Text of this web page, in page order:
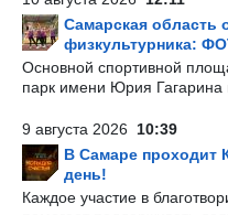
Самарская область
физкультурника:
Основной спортивной
парк имени Юрия
9 августа 2026 10:39
В Самаре проходит
день!
Каждое участие в